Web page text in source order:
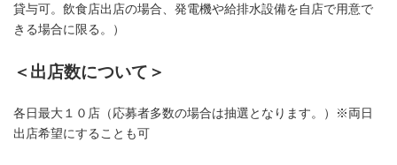
貸与可。飲食店出店の場合、発電機や給排水設備を自店で用意で
きる場合に限る。）
＜出店数について＞
各日最大１０店（応募者多数の場合は抽選となります。）※両日
出店希望にすることも可